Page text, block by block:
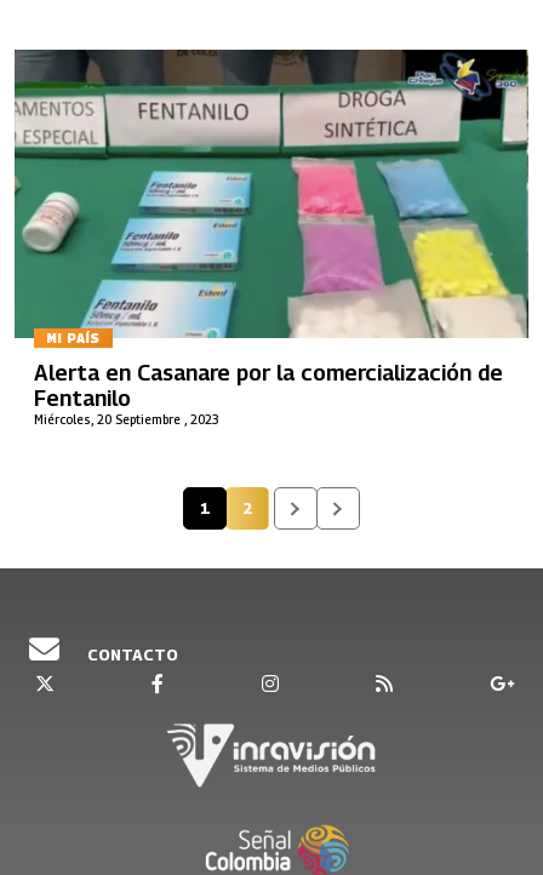
MI PAÍS
Miércoles, 20 Septiembre , 2023
Alerta en Casanare por la comercialización de
Fentanilo
Página actual
1 Página
2
CONTACTO